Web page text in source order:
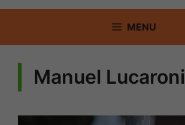
MENU
Manuel Lucaroni